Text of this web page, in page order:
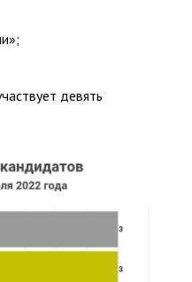
девять